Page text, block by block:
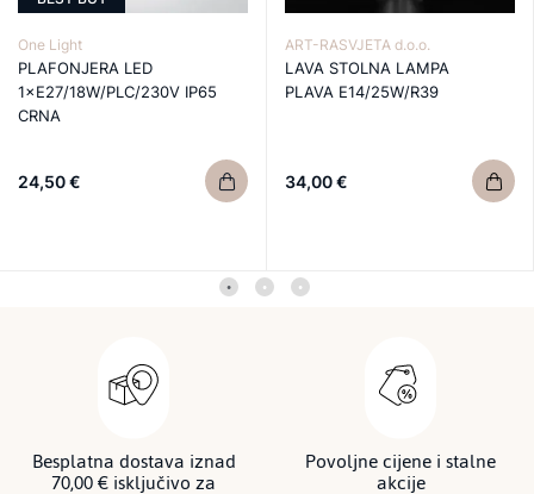
One Light
PLAFONJERA LED
1×E27/18W/PLC/230V IP65
CRNA
24,50 €
ART-RASVJETA d.o.o.
LAVA STOLNA LAMPA
PLAVA E14/25W/R39
34,00 €
Besplatna dostava iznad
70,00 € isključivo za
Povoljne cijene i stalne
akcije